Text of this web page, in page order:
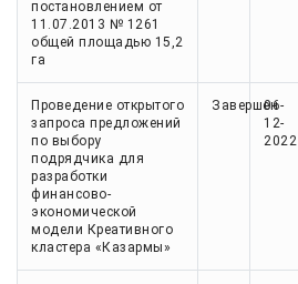
постановлением от
11.07.2013 № 1261
общей площадью 15,2
га
Проведение открытого
запроса предложений
по выбору
подрядчика для
разработки
финансово-
экономической
модели Креативного
кластера «Казармы»
Завершен
06-
12-
2022